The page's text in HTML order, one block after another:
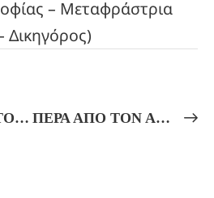
– Μεταφράστρια
Δικηγόρος)
ΕΞΟΔΟΣ ΑΠΟ ΤΟΝ ΝΟΥ! ΠΥΘΑΓΟΡΕΙΕΣ ΣΧΕΣΕΙΣ ΣΥΝΕΙΔΗΣΕΩΣ ΚΑΙ ΔΙΑΝΟΙΑΣ! ΜΝΗΜΗ –ΑΝΑΜΝΗΣΗ ΚΑΙ ΑΥΤΟΓΝΩΣΙΑ! ΠΕΡΑ ΑΠΟ ΤΟΝ ΑΔΗ! ΕΚΕΙ ΟΠΟΥ ΔΕΝ ΥΠΑΡΧΕΙ ΠΟΝΟΣ! ΗΛΥΣΙΑ ΠΕΔΙΑ ΚΑΙ ΝΗΣΙΑ ΤΩΝ ΜΑΚΑΡΩΝ: Ο ΤΟΠΟΣ ΤΩΝ ΤΕΛΕΙΩΜΕΝΩΝ ΨΥΧΩΝ! Ο ΕΛΛΗΝΙΚΟΣ ΠΑΡΑΔΕΙΣΟΣ ΚΑΙ ΤΟ ΜΥΣΤΗΡΙΟ ΤΗΣ ΕΥΔΑΙΜΟΝΙΑΣ!